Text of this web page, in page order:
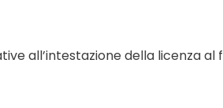
all’intestazione della licenza al